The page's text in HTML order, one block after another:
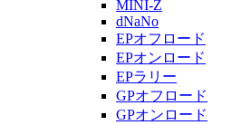
MINI-Z
dNaNo
EPオフロード
EPオンロード
EPラリー
GPオフロード
GPオンロード